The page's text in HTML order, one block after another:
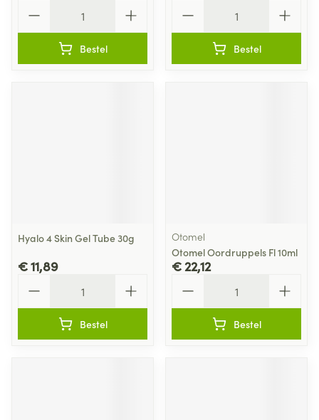
Bestel Bestel
Hyalo 4 Skin Gel Tube 30g
€ 11,89
Bestel
Otomel
Otomel Oordruppels Fl 10ml
€ 22,12
Bestel